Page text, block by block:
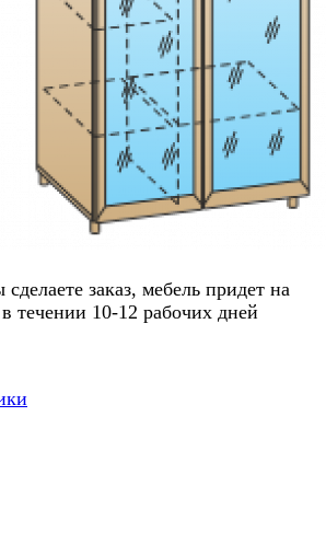
заказ, мебель придет на
течении 10-12 рабочих дней